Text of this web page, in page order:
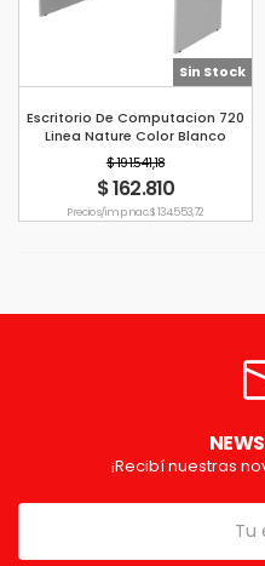
Sin Stock
Escritorio De Computacion 720
Linea Nature Color Blanco
Mosconi
$ 191.541,18
$ 162.810
Precio s/imp. nac. $ 134.553,72
¡Recibí nuestras